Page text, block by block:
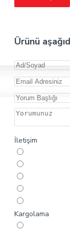
Ürünü
İletişim
Kargolama